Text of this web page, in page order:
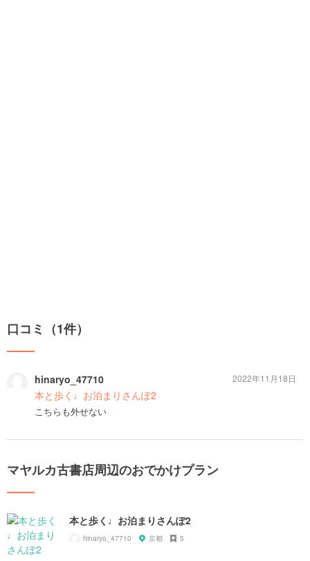
口コミ（1件）
hinaryo_47710
本と歩く♩お泊まりさんぽ2
こちらも外せない
2022年11月18日
マヤルカ古書店周辺のおでかけプラン
本と歩く♩お泊まりさんぽ2
hinaryo_47710 京都 5